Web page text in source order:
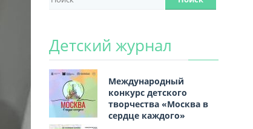
Детский журнал
Международный
конкурс детского
творчества «Москва в
сердце каждого»